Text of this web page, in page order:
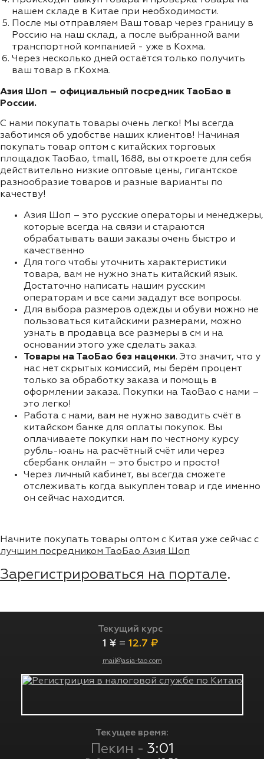
нашем складе в Китае при необходимости.
После мы отправляем Ваш товар через границу в
Россию на наш склад, а после выбранной вами
транспортной компанией - уже в Кохма.
Через несколько дней остаётся только получить
ваш товар в г.Кохма.
Азия Шоп – официальный посредник ТаоБао в
России.
С нами покупать товары очень легко! Мы всегда
заботимся об удобстве наших клиентов! Начиная
покупать товар оптом с китайских торговых
площадок ТаоБао, tmall, 1688, вы откроете для себя
действительно низкие оптовые цены, гигантское
разнообразие товаров и разные варианты по
качеству!
Азия Шоп – это русские операторы и менеджеры,
которые всегда на связи и стараются
обрабатывать ваши заказы очень быстро и
качественно
Для того чтобы уточнить характеристики
товара, вам не нужно знать китайский язык.
Достаточно написать нашим русским
операторам и все сами зададут все вопросы.
Для выбора размеров одежды и обуви можно не
пользоваться китайскими размерами, можно
узнать в продавца все размеры в см и на
основании этого уже сделать заказ.
Товары на ТаоБао без наценки. Это значит, что у
нас нет скрытых комиссий, мы берём процент
только за обработку заказа и помощь в
оформлении заказа. Покупки на TaoBao с нами –
это легко!
Работа с нами, вам не нужно заводить счёт в
китайском банке для оплаты покупок. Вы
оплачиваете покупки нам по честному курсу
рубль-юань на расчётный счёт или через
сбербанк онлайн – это быстро и просто!
Через личный кабинет, вы всегда сможете
отслеживать когда выкуплен товар и где именно
он сейчас находится.
Начните покупать товары оптом с Китая уже сейчас с
лучшим посредником ТаоБао Азия Шоп
Зарегистрироваться на портале.
Текущий курс
1 ¥ = 12.7 ₽
mail@asia-tao.com
Текущее время:
Пекин - 3:01